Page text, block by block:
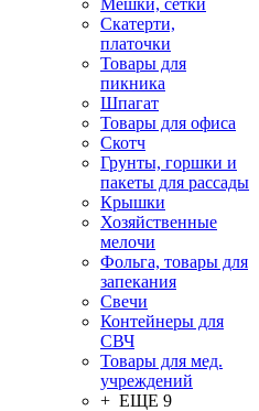
Мешки, сетки
Скатерти,
платочки
Товары для
пикника
Шпагат
Товары для офиса
Скотч
Грунты, горшки и
пакеты для рассады
Крышки
Хозяйственные
мелочи
Фольга, товары для
запекания
Свечи
Контейнеры для
СВЧ
Товары для мед.
учреждений
+ ЕЩЕ 9